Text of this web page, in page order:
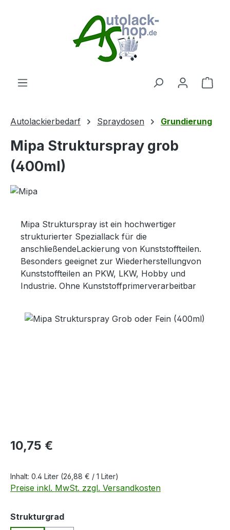
Autolackierbedarf Spraydosen Grundierung
Mipa Strukturspray grob
(400ml)
Mipa Strukturspray ist ein hochwertiger
strukturierter Speziallack für die
anschließendeLackierung von Kunststoffteilen.
Besonders geeignet zur Wiederherstellungvon
Kunststoffteilen an PKW, LKW, Hobby und
Industrie. Ohne Kunststoffprimerverarbeitbar
Bildergalerie überspringen
Regulärer Preis:
10,75 €
Inhalt: 0.4 Liter (26,88 € / 1 Liter)
Preise inkl. MwSt. zzgl. Versandkosten
Strukturgradauswählen